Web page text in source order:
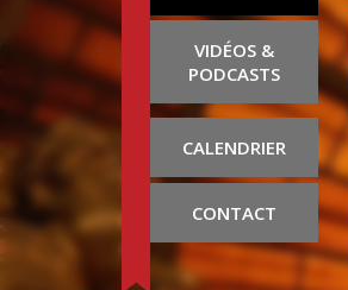
VIDÉOS &
PODCASTS
CALENDRIER
CONTACT